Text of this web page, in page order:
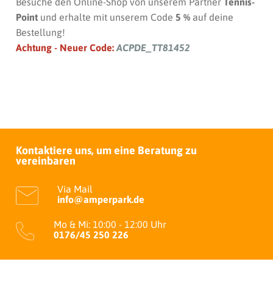
Point und erhalte mit unserem Code 5 % auf deine
Bestellung!
Achtung - Neuer Code: ACPDE_TT81452
Kontaktiere uns, um eine Beratung zu
vereinbaren
Via Mail
info@amperpark.de
Mo & Mi: 10:00 - 12:00 Uhr
0176/45 250 226